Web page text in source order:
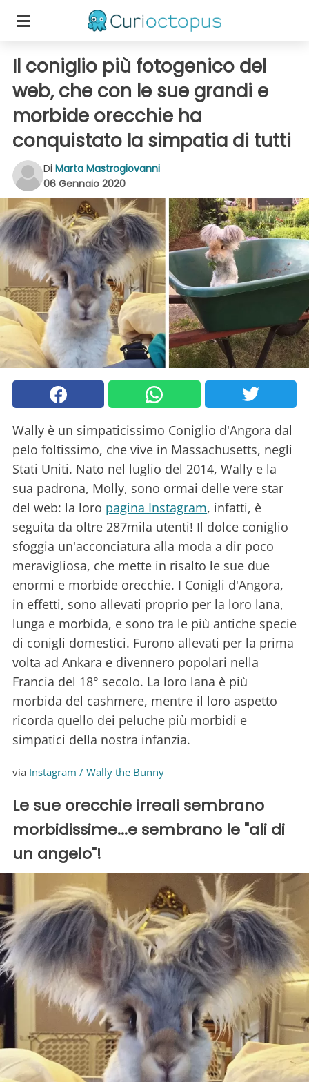
Il coniglio più fotogenico del
web, che con le sue grandi e
morbide orecchie ha
conquistato la simpatia di tutti
Di Marta Mastrogiovanni
06 Gennaio 2020
Wally è un simpaticissimo Coniglio d'Angora dal
pelo foltissimo, che vive in Massachusetts, negli
Stati Uniti. Nato nel luglio del 2014, Wally e la
sua padrona, Molly, sono ormai delle vere star
del web: la loro pagina Instagram, infatti, è
seguita da oltre 287mila utenti! Il dolce coniglio
sfoggia un'acconciatura alla moda a dir poco
meravigliosa, che mette in risalto le sue due
enormi e morbide orecchie. I Conigli d'Angora,
in effetti, sono allevati proprio per la loro lana,
lunga e morbida, e sono tra le più antiche specie
di conigli domestici. Furono allevati per la prima
volta ad Ankara e divennero popolari nella
Francia del 18° secolo. La loro lana è più
morbida del cashmere, mentre il loro aspetto
ricorda quello dei peluche più morbidi e
simpatici della nostra infanzia.
via Instagram / Wally the Bunny
Le sue orecchie irreali sembrano
morbidissime...e sembrano le "ali di
un angelo"!